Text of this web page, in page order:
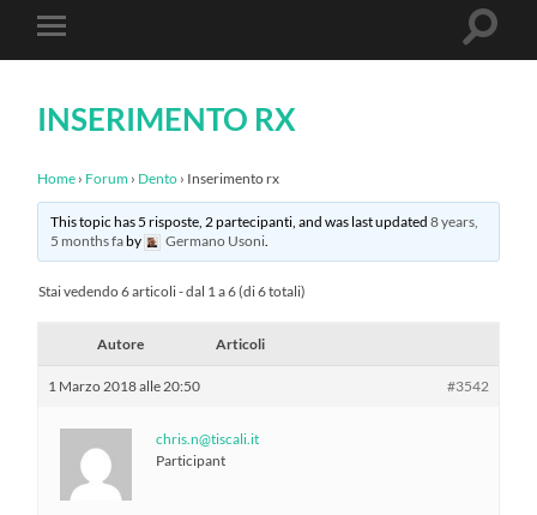
Attiva/disattiva
il
dispositivi
INSERIMENTO RX
Home › Forum › Dento › Inserimento rx
This topic has 5 risposte, 2 partecipanti, and was last updated 8 years,
5 months faby Germano Usoni.
Stai vedendo 6 articoli - dal 1 a 6 (di 6 totali)
Autore Articoli
1 Marzo 2018 alle 20:50 #3542
chris.n@tiscali.it
Participant